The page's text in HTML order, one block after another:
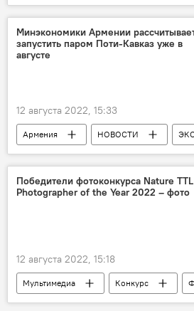
Давид Агмашенебели
Тбилиси
Минэкономики Армении
запустить паром Поти-Кавказ уже в
августе
12 августа 2022, 15:33
Армения НОВОСТИ
Поти
APM Terminals
паромная переправа
Транспорт
Победители фотоконкурса Nature TTL
Photographer of the Year 2022 – фото
12 августа 2022, 15:18
Мультимедиа Конкурс
новости в фотографиях